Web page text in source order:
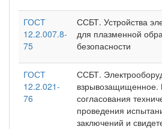
ГОСТ
12.2.007.8-
75
ССБТ. Устройства
для плазменной
безопасности
ГОСТ
12.2.021-
76
ССБТ.
взрывозащищенное.
согласования
проведения
заключений и